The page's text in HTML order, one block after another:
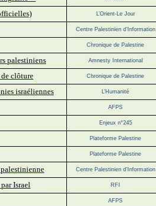
L’Orient-Le Jour
Centre Palestinien d’Information
Chronique de Palestine
palestiniens Amnesty International
clôture Chronique de Palestine
israéliennes L’Humanité
AFPS
Enjeux n°245
Plateforme Palestine
Plateforme Palestine
Centre Palestinien d’Information
Israel RFI
AFPS